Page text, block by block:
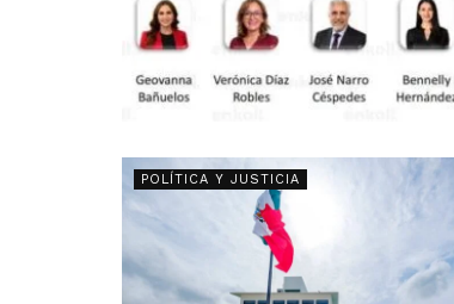
POLÍTICA Y JUSTICIA